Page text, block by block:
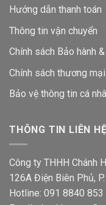
Hướng dẫn thanh toán
Thông tin vận chuyển
Chính sách Bảo hành
Chính sách thương mại
Bảo vệ thông tin cá
THÔNG TIN LIÊN HỆ
Công ty THHH Chánh
126A Điện Biên Phủ,
Hotline: 091 8840 853